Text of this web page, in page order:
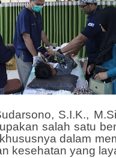
S.I.K.,
salah satu
dalam
kesehatan yang